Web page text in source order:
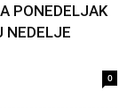
PONEDELJAK
NEDELJE
0